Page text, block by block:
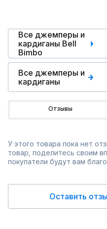
Все джемперы и
кардиганы Bell
Bimbo
Все джемперы и
кардиганы
Отзывы
У этого товара пока нет
товар, поделитесь своим
покупатели будут вам
Оставить